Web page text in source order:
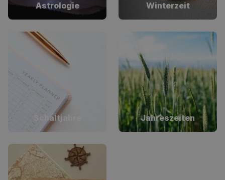
Astrologie
Winterzeit
Schaltjahre Jahreszeiten